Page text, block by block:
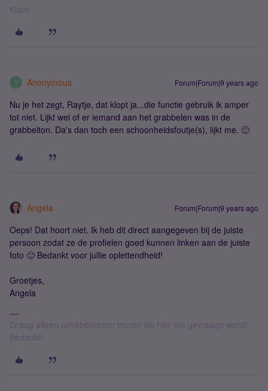
Klant
A Anonymous Forum|Forum|9 years ago
Nu je het zegt, Raytje, dat klopt ja...die functie gebruik ik amper
tot niet. Lijkt wel of er iemand aan het grabbelen was in de
grabbelton. Da's dan toch een schoonheidsfoutje(s), lijkt me. 🙂
Angela Forum|Forum|9 years ago
Oeps! Dat hoort niet. Ik heb dit direct aangegeven bij de juiste
persoon zodat ze de profielen goed kunnen linken aan de juiste
foto 🙂 Bedankt voor jullie oplettendheid!
Groetjes,
Angela
Graag alleen privéberichten sturen als hier om gevraagd wordt.
Bedankt!